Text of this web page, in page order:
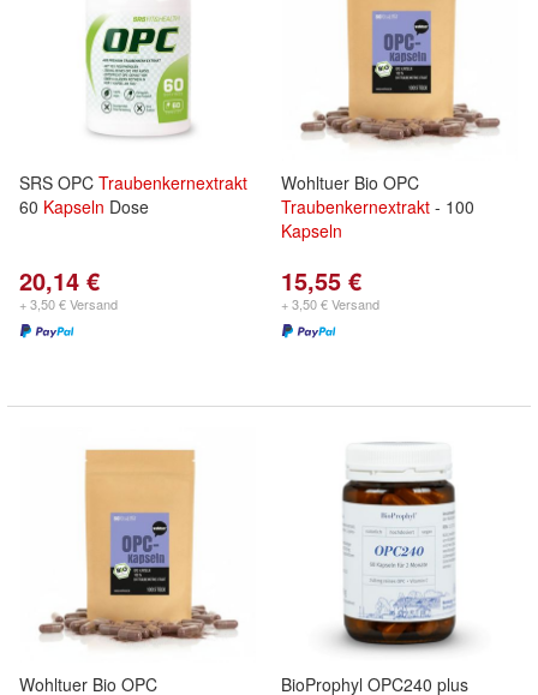
SRS OPC Traubenkernextrakt
60 Kapseln Dose
20,14 €
+ 3,50 € Versand
Wohltuer Bio OPC
Traubenkernextrakt - 100
Kapseln
15,55 €
+ 3,50 € Versand
Wohltuer Bio OPC BioProphyl OPC240 plus